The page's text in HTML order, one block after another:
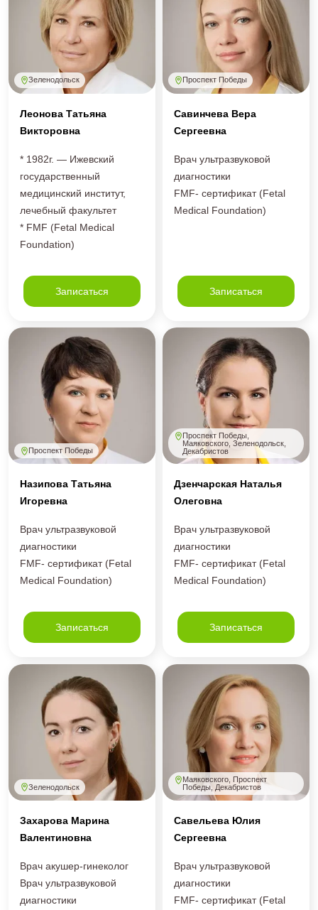
Зеленодольск
Леонова Татьяна
Викторовна
* 1982г. — Ижевский
государственный
медицинский институт,
лечебный факультет
* FMF (Fetal Medical
Foundation)
Записаться
Проспект Победы
Савинчева Вера
Сергеевна
Врач ультразвуковой
диагностики
FMF- сертификат (Fetal
Medical Foundation)
Записаться
Проспект Победы
Назипова Татьяна
Игоревна
Врач ультразвуковой
диагностики
FMF- сертификат (Fetal
Medical Foundation)
Записаться
Проспект Победы,
Маяковского, Зеленодольск,
Декабристов
Дзенчарская Наталья
Олеговна
Врач ультразвуковой
диагностики
FMF- сертификат (Fetal
Medical Foundation)
Записаться
Зеленодольск
Захарова Марина
Валентиновна
Врач акушер-гинеколог
Врач ультразвуковой
диагностики
Маяковского, Проспект
Победы, Декабристов
Савельева Юлия
Сергеевна
Врач ультразвуковой
диагностики
FMF- сертификат (Fetal